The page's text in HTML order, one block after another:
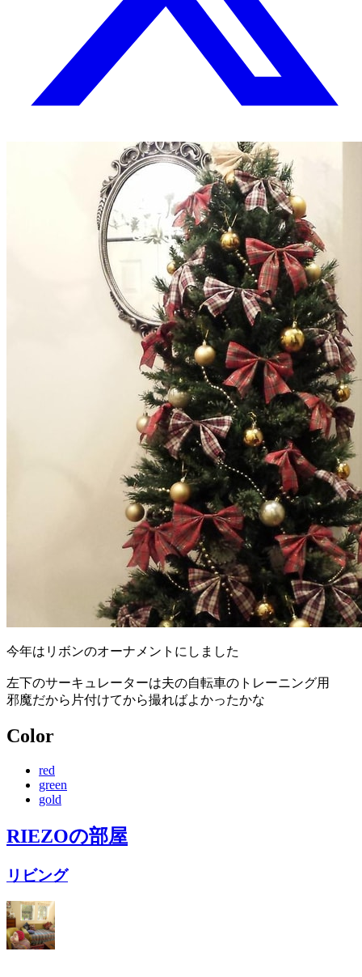
今年はリボンのオーナメントにしました
左下のサーキュレーターは夫の自転車のトレーニング用
邪魔だから片付けてから撮ればよかったかな
Color
red
green
gold
RIEZOの部屋
リビング